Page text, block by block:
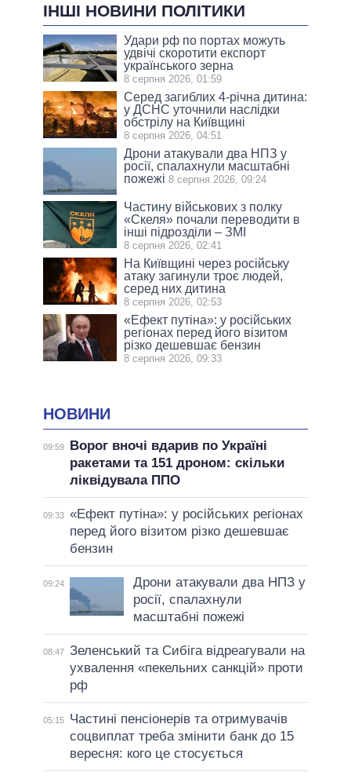
ІНШІ НОВИНИ ПОЛІТИКИ
Удари рф по портах можуть
удвічі скоротити експорт
українського зерна
8 серпня 2026, 01:59
Серед загиблих 4-річна дитина:
у ДСНС уточнили наслідки
обстрілу на Київщині
8 серпня 2026, 04:51
Дрони атакували два НПЗ у
росії, спалахнули масштабні
пожежі 8 серпня 2026, 09:24
Частину військових з полку
«Скеля» почали переводити в
інші підрозділи – ЗМІ
8 серпня 2026, 02:41
На Київщині через російську
атаку загинули троє людей,
серед них дитина
8 серпня 2026, 02:53
«Ефект путіна»: у російських
регіонах перед його візитом
різко дешевшає бензин
8 серпня 2026, 09:33
НОВИНИ
09:59
Ворог вночі вдарив по Україні
ракетами та 151 дроном: скільки
ліквідувала ППО
09:33 «Ефект путіна»: у російських регіонах
перед його візитом різко дешевшає
бензин
09:24
Дрони атакували два НПЗ у
росії, спалахнули
масштабні пожежі
08:47 Зеленський та Сибіга відреагували на
ухвалення «пекельних санкцій» проти
рф
05:15
Частині пенсіонерів та отримувачів
соцвиплат треба змінити банк до 15
вересня: кого це стосується